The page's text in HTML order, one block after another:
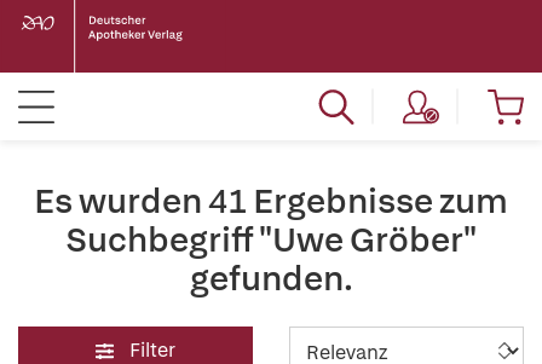
Es wurden 41 Ergebnisse zum
Suchbegriff "Uwe Gröber"
gefunden.
Filter